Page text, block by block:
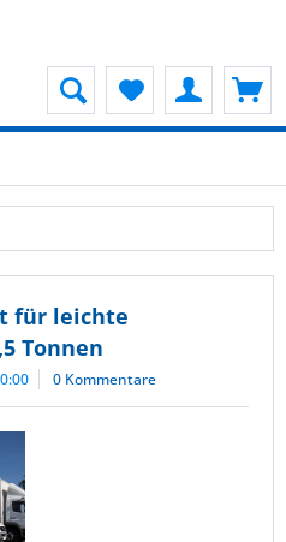
für leichte
Tonnen
0 Kommentare